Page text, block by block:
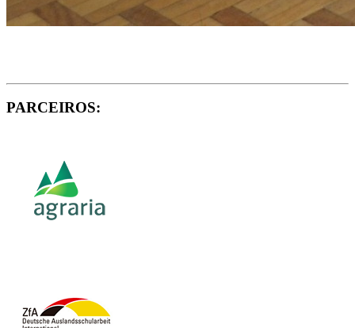
PARCEIROS: